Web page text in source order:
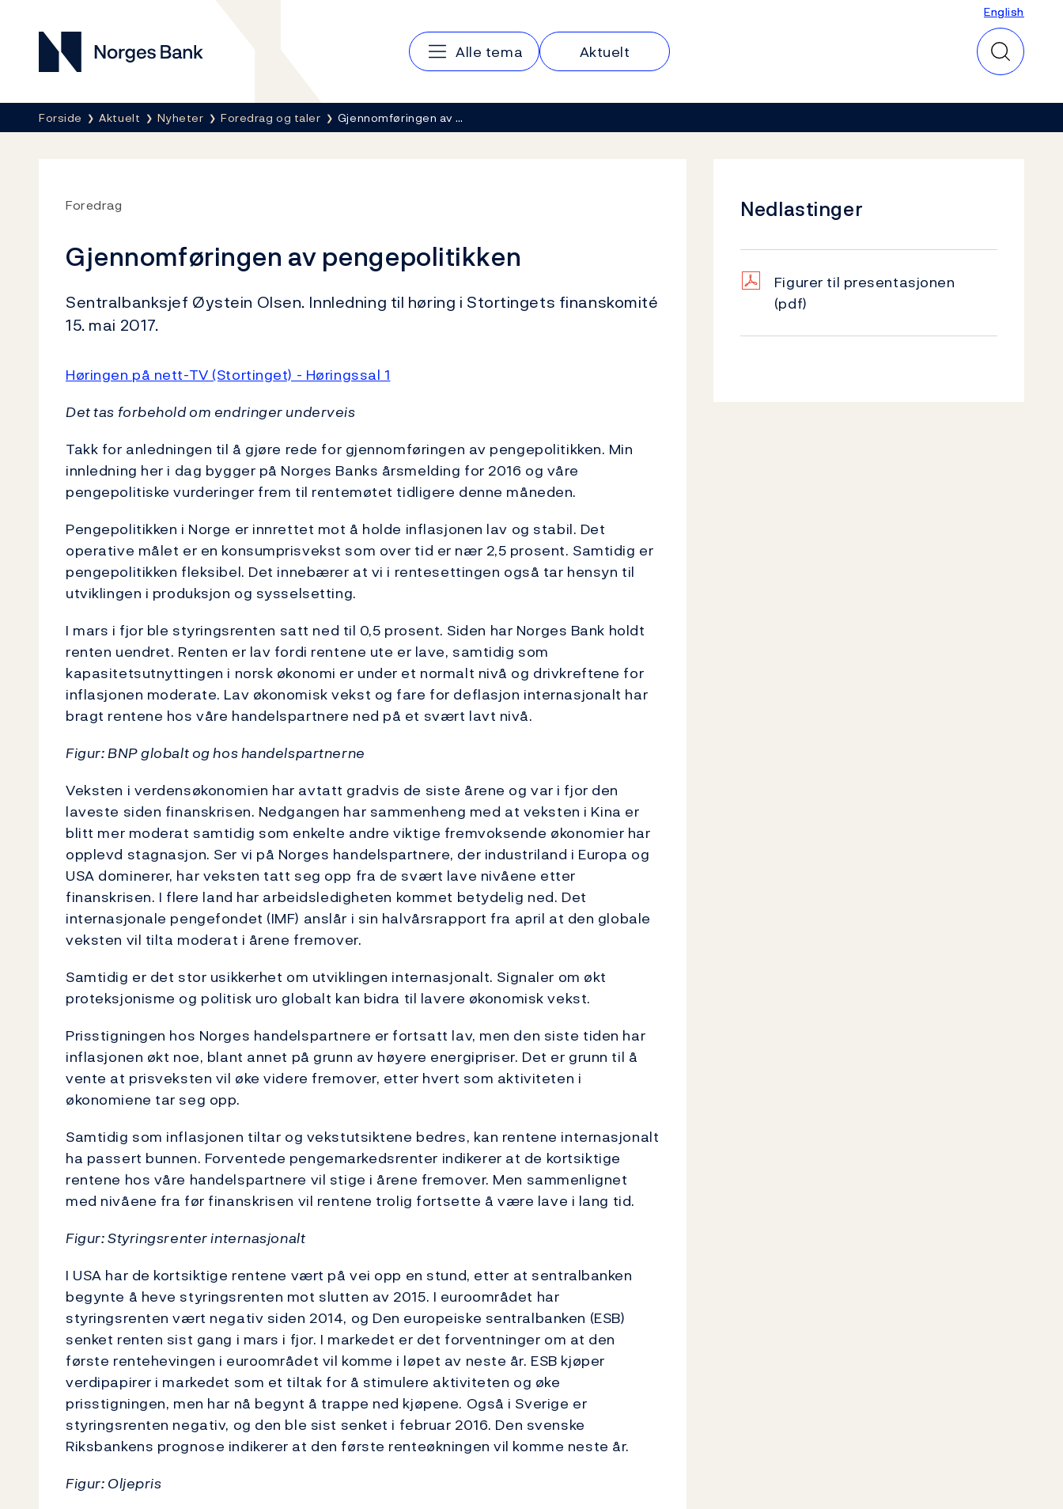
Norges Bank
Hovedmeny
Alle tema Aktuelt
English
English
Her er du nå:
Forside Aktuelt Nyheter Foredrag og taler Gjennomføringen av …
Foredrag
Gjennomføringen av pengepolitikken
Sentralbanksjef Øystein Olsen. Innledning til høring i Stortingets finanskomité
15. mai 2017.
Høringen på nett-TV (Stortinget) - Høringssal 1
Det tas forbehold om endringer underveis
Takk for anledningen til å gjøre rede for gjennomføringen av pengepolitikken. Min
innledning her i dag bygger på Norges Banks årsmelding for 2016 og våre
pengepolitiske vurderinger frem til rentemøtet tidligere denne måneden.
Pengepolitikken i Norge er innrettet mot å holde inflasjonen lav og stabil. Det
operative målet er en konsumprisvekst som over tid er nær 2,5 prosent. Samtidig er
pengepolitikken fleksibel. Det innebærer at vi i rentesettingen også tar hensyn til
utviklingen i produksjon og sysselsetting.
I mars i fjor ble styringsrenten satt ned til 0,5 prosent. Siden har Norges Bank holdt
renten uendret. Renten er lav fordi rentene ute er lave, samtidig som
kapasitetsutnyttingen i norsk økonomi er under et normalt nivå og drivkreftene for
inflasjonen moderate. Lav økonomisk vekst og fare for deflasjon internasjonalt har
bragt rentene hos våre handelspartnere ned på et svært lavt nivå.
Figur: BNP globalt og hos handelspartnerne
Veksten i verdensøkonomien har avtatt gradvis de siste årene og var i fjor den
laveste siden finanskrisen. Nedgangen har sammenheng med at veksten i Kina er
blitt mer moderat samtidig som enkelte andre viktige fremvoksende økonomier har
opplevd stagnasjon. Ser vi på Norges handelspartnere, der industriland i Europa og
USA dominerer, har veksten tatt seg opp fra de svært lave nivåene etter
finanskrisen. I flere land har arbeidsledigheten kommet betydelig ned. Det
internasjonale pengefondet (IMF) anslår i sin halvårsrapport fra april at den globale
veksten vil tilta moderat i årene fremover.
Samtidig er det stor usikkerhet om utviklingen internasjonalt. Signaler om økt
proteksjonisme og politisk uro globalt kan bidra til lavere økonomisk vekst.
Prisstigningen hos Norges handelspartnere er fortsatt lav, men den siste tiden har
inflasjonen økt noe, blant annet på grunn av høyere energipriser. Det er grunn til å
vente at prisveksten vil øke videre fremover, etter hvert som aktiviteten i
økonomiene tar seg opp.
Samtidig som inflasjonen tiltar og vekstutsiktene bedres, kan rentene internasjonalt
ha passert bunnen. Forventede pengemarkedsrenter indikerer at de kortsiktige
rentene hos våre handelspartnere vil stige i årene fremover. Men sammenlignet
med nivåene fra før finanskrisen vil rentene trolig fortsette å være lave i lang tid.
Figur: Styringsrenter internasjonalt
I USA har de kortsiktige rentene vært på vei opp en stund, etter at sentralbanken
begynte å heve styringsrenten mot slutten av 2015. I euroområdet har
styringsrenten vært negativ siden 2014, og Den europeiske sentralbanken (ESB)
senket renten sist gang i mars i fjor. I markedet er det forventninger om at den
første rentehevingen i euroområdet vil komme i løpet av neste år. ESB kjøper
verdipapirer i markedet som et tiltak for å stimulere aktiviteten og øke
prisstigningen, men har nå begynt å trappe ned kjøpene. Også i Sverige er
styringsrenten negativ, og den ble sist senket i februar 2016. Den svenske
Riksbankens prognose indikerer at den første renteøkningen vil komme neste år.
Figur: Oljepris
Nedlastinger
Figurer til presentasjonen
(pdf)